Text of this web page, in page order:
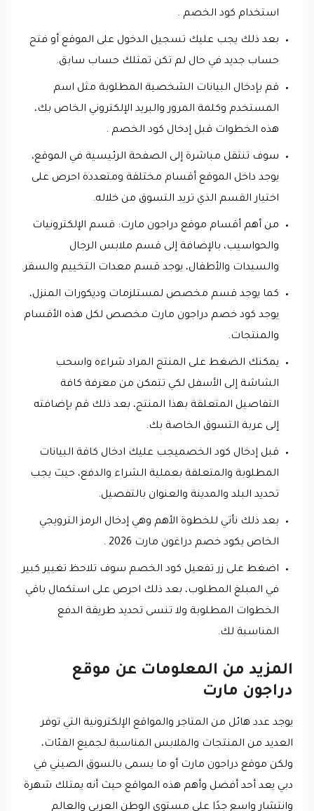
استخدام كود الخصم .
بعد ذلك يجب عليك تسجيل الدخول على الموقع أو فتح
حساب جديد في حال لم تكن تمتلك حساب سابق.
قم بإدخال البيانات الشخصية المطلوبة مثل اسم
المستخدم وكلمة المرور والبريد الإلكتروني الخاص بك،
هذه الخطوات قبل إدخال كود الخصم .
سوف تنتقل مباشرة إلى الصفحة الرئيسية في الموقع،
يوجد داخل الموقع أقسام مختلفة ومتعددة احرص على
اختيار القسم الذي تريد التسوق من خلاله.
من أهم أقسام موقع دراجون مارت: قسم الإلكترونيات
والحواسيب، بالإضافة إلى قسم ملابس الرجال
والسيدات والأطفال، يوجد قسم معدات التخييم والسفر.
كما يوجد قسم مخصص لمستلزمات وديكورات المنزل،
يوجد كود خصم دراجون مارت مخصص لكل هذه الأقسام
والمنتجات.
يمكنك الضغط على المنتج المراد شراءه واسحب
الشاشة إلى الأسفل لكي تتمكن من معرفة كافة
التفاصيل المتعلقة بهذا المنتج، بعد ذلك قم بإضافته
إلى عربة التسوق الخاصة بك.
قبل إدخال كود الخصميجب عليك ادخال كافة البيانات
المطلوبة والمتعلقة بعملية الشراء والدفع، حيث يجب
تحديد البلد والمدينة والعنوان بالتفصيل.
بعد ذلك نأتي للخطوة الأهم وهي إدخال الرمز الترويجي
الخاص بكود خصم دراغون مارت 2026 .
اضغط على زر تفعيل كود الخصم سوف تلاحظ تغيير كبير
في المبلغ المطلوب، بعد ذلك احرص على استكمال باقي
الخطوات المطلوبة ولا تنسى تحديد طريقة الدفع
المناسبة لك.
المزيد من المعلومات عن موقع
دراجون مارت
يوجد عدد هائل من المتاجر والمواقع الإلكترونية التي توفر
العديد من المنتجات والملابس المناسبة لجميع الفئات،
ولكن موقع دراجون مارت أو ما يسمى بالسوق الصيني في
دبي يعد أحد أفضل وأهم هذه المواقع حيث أنه يمتلك شهرة
وانتشار واسع جدًا على مستوى الوطن العربي والعالم